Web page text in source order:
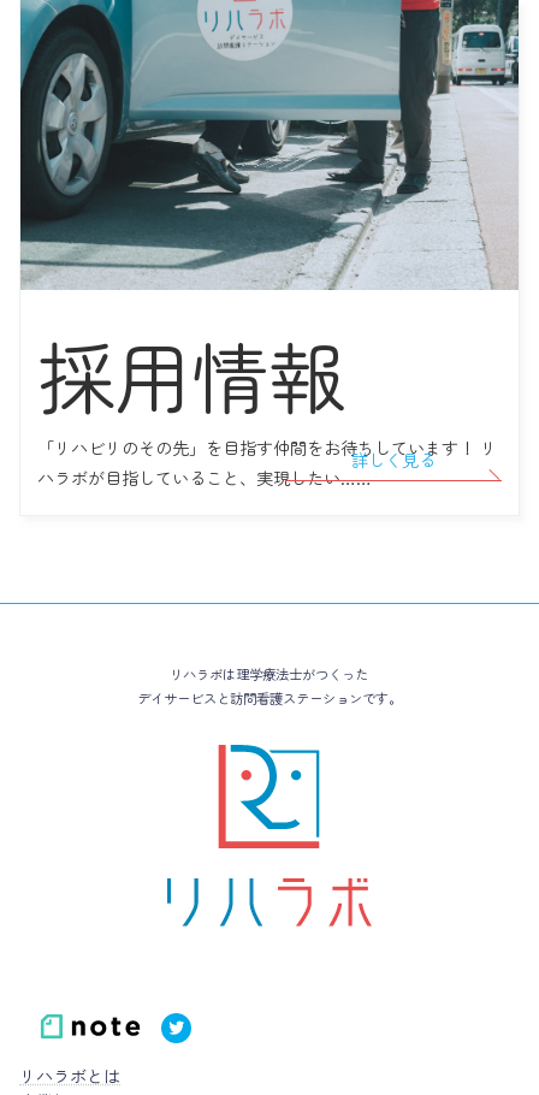
多様な強みを併せ持つ、リハラボ訪問看護部門リハビリチームのご
紹介｜主任/理学療法士・目代桃子さん
2022年09月14日
【予告！会社説明会】 リハラボ町田、看護師を募集！
2022年09月05日
いつまでたっても社会勉強！ リハラボ高円寺とAさんの10年間の軌
跡
【お知らせ】 2022年9月よりリハラボ町田に「言語聴覚士」 がメン
バーとして加わります！
採用情報
「リハビリのその先」を目指す仲間をお待ちしています！ リ
ハラボが目指していること、実現したい……
詳しく見る
リハラボは理学療法士がつくった
デイサービスと訪問看護ステーションです。
リハラボとは